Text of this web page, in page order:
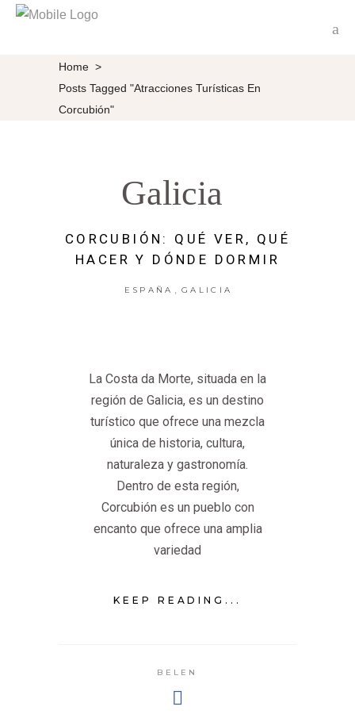
Home >
Posts Tagged "Atracciones Turísticas En
Corcubión"
Galicia
CORCUBIÓN: QUÉ VER, QUÉ
HACER Y DÓNDE DORMIR
ESPAÑA GALICIA
La Costa da Morte, situada en la
región de Galicia, es un destino
turístico que ofrece una mezcla
única de historia, cultura,
naturaleza y gastronomía.
Dentro de esta región,
Corcubión es un pueblo con
encanto que ofrece una amplia
variedad
KEEP READING...
BELEN